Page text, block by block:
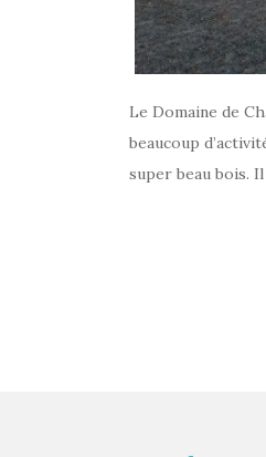
Le Domaine de
beaucoup
super beau bois.